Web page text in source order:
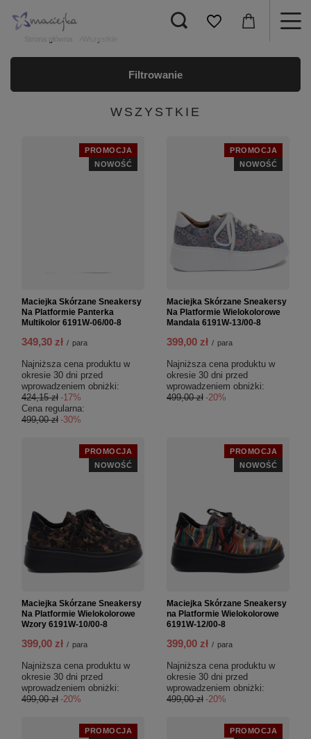
Strona główna
Filtrowanie
WSZYSTKIE
PROMOCJA
NOWOŚĆ
Maciejka Skórzane Sneakersy
Na Platformie Panterka
Multikolor 6191W-06/00-8
349,30 zł / para
Najniższa cena produktu w
okresie 30 dni przed
wprowadzeniem obniżki:
424,15 zł -17%
Cena regularna:
499,00 zł -30%
PROMOCJA
NOWOŚĆ
Maciejka Skórzane Sneakersy
Na Platformie Wielokolorowe
Mandala 6191W-13/00-8
399,00 zł / para
Najniższa cena produktu w
okresie 30 dni przed
wprowadzeniem obniżki:
499,00 zł -20%
PROMOCJA
NOWOŚĆ
Maciejka Skórzane Sneakersy
Na Platformie Wielokolorowe
Wzory 6191W-10/00-8
399,00 zł / para
Najniższa cena produktu w
okresie 30 dni przed
wprowadzeniem obniżki:
499,00 zł -20%
PROMOCJA
NOWOŚĆ
Maciejka Skórzane Sneakersy
na Platformie Wielokolorowe
6191W-12/00-8
399,00 zł / para
Najniższa cena produktu w
okresie 30 dni przed
wprowadzeniem obniżki:
499,00 zł -20%
PROMOCJA
PROMOCJA